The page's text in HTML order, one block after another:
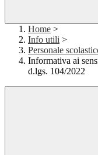
Home >
Info utili >
Personale
Informativa ai
d.lgs. 104/2022